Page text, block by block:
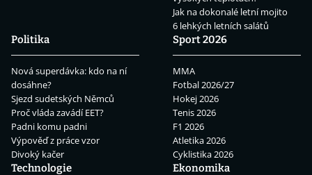
Jak na dokonalé letní mojito
6 lehkých letních salátů
Politika
Nová superdávka: kdo na ní
dosáhne?
Sjezd sudetských Němců
Proč vláda zavádí EET?
Padni komu padni
Výpověď z práce vzor
Divoký kačer
Sport 2026
MMA
Fotbal 2026/27
Hokej 2026
Tenis 2026
F1 2026
Atletika 2026
Cyklistika 2026
Technologie
Ekonomika